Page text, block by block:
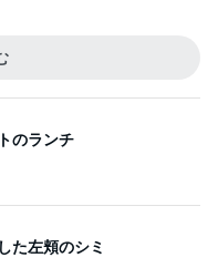
のランチ
た左頬のシミ